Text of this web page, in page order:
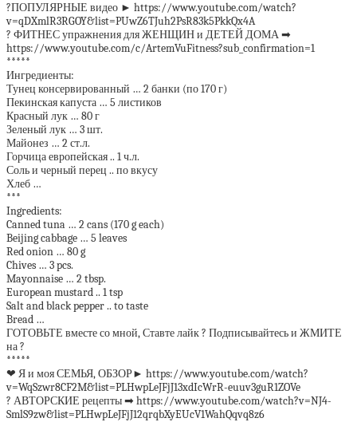
?ПОПУЛЯРНЫЕ видео ► https://www.youtube.com/watch?
v=qDXmlR3RGOY&list=PUwZ6TJuh2PsR83k5PkkQx4A
? ФИТНЕС упражнения для ЖЕНЩИН и ДЕТЕЙ ДОМА ➡
https://www.youtube.com/c/ArtemVuFitness?sub_confirmation=1
*****
Ингредиенты:
Тунец консервированный … 2 банки (по 170 г)
Пекинская капуста … 5 листиков
Красный лук … 80 г
Зеленый лук … 3 шт.
Майонез … 2 ст.л.
Горчица европейская .. 1 ч.л.
Соль и черный перец .. по вкусу
Хлеб …
***
Ingredients:
Canned tuna … 2 cans (170 g each)
Beijing cabbage … 5 leaves
Red onion … 80 g
Chives … 3 pcs.
Mayonnaise … 2 tbsp.
European mustard .. 1 tsp
Salt and black pepper .. to taste
Bread …
ГОТОВЬТЕ вместе со мной, Ставте лайк ? Подписывайтесь и ЖМИТЕ
на ?
*****
❤ Я и моя СЕМЬЯ, ОБЗОР► https://www.youtube.com/watch?
v=WqSzwr8CF2M&list=PLHwpLeJFjJ13xdIcWrR-euuv3guR1ZOVe
? АВТОРСКИЕ рецепты ➡ https://www.youtube.com/watch?v=NJ4-
SmlS9zw&list=PLHwpLeJFjJ12qrqbXyEUcV1WahQqvq8z6